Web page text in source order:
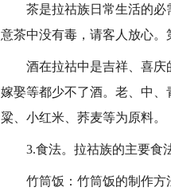
茶是拉祜族日常生活的必
意茶中没有毒，请客人放心。
酒在拉祜中是吉祥、喜庆
嫁娶等都少不了酒。老、中
粱、小红米、荞麦等为原料。
3.食法。拉祜族的主要食法
竹筒饭：竹筒饭的制作方法